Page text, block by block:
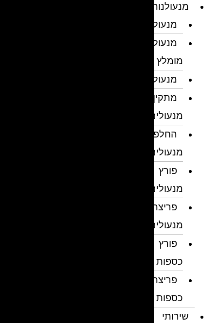
מנעולנות
מנעולן
מנעולן
מומלץ
מנעולנים
מתקין
מנעולים
החלפת
מנעולים
פורץ
מנעולים
פריצת
מנעולים
פורץ
כספות
פריצת
כספות
שירותי